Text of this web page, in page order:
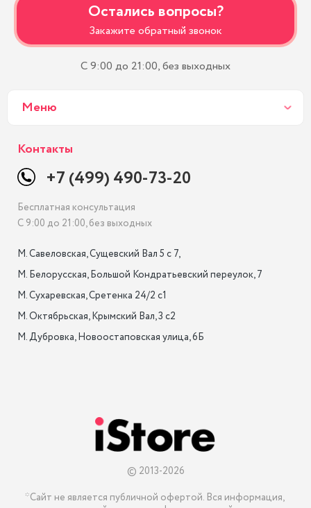
Остались вопросы?
Закажите обратный звонок
С 9:00 до 21:00, без выходных
Меню
Контакты
+7 (499) 490-73-20
Бесплатная консультация
С 9:00 до 21:00, без выходных
М. Савеловская, Сущевский Вал 5 с 7,
М. Белорусская, Большой Кондратьевский переулок, 7
М. Сухаревская, Сретенка 24/2 с1
М. Октябрьская, Крымский Вал, 3 с2
М. Дубровка, Новоостаповская улица, 6Б
© 2013-2026
*Сайт не является публичной офертой. Вся информация,